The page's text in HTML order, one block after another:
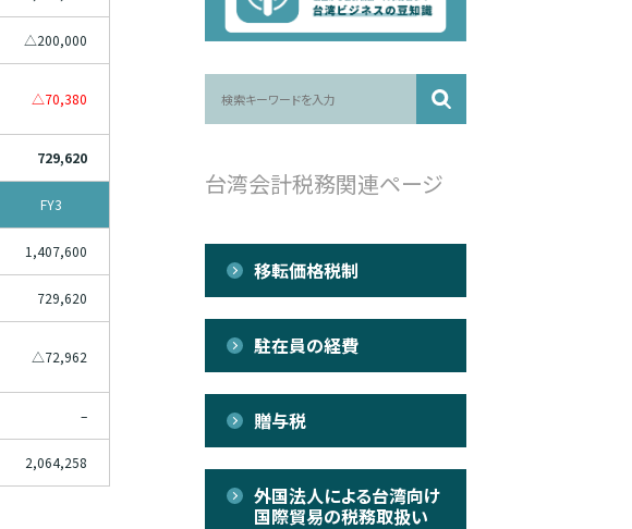
△200,000
△70,380
729,620
FY3
1,407,600
729,620
△72,962
–
2,064,258
台湾会計税務関連ページ
移転価格税制
駐在員の経費
贈与税
外国法人による台湾向け
国際貿易の税務取扱い